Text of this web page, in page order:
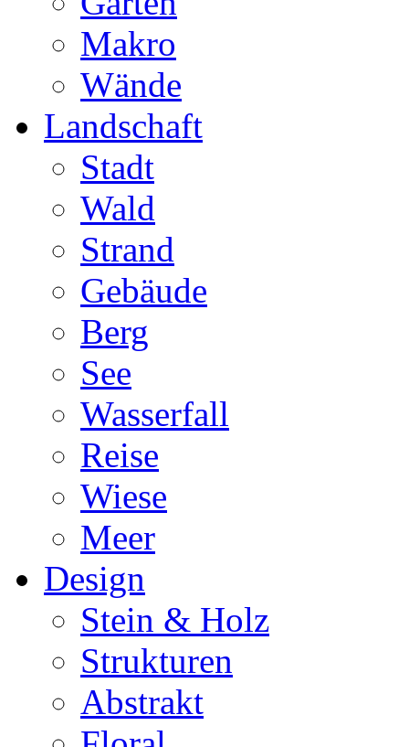
Makro
Wände
Landschaft
Stadt
Wald
Strand
Gebäude
Berg
See
Wasserfall
Reise
Wiese
Meer
Design
Stein & Holz
Strukturen
Abstrakt